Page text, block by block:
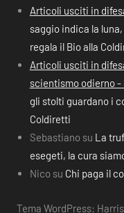
Articoli usciti in
saggio indica la
regala il Bio alla
Articoli usciti in
scientismo odierno
gli stolti guardano i
Coldiretti
Sebastiano su La
esegeti, la cura
Nico su Chi paga il
Tema WordPress: